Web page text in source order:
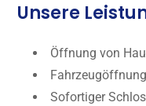
Unsere
Öffnung von
Sofortiger